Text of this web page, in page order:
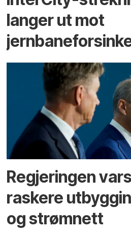
langer ut mot
Regjeringen
raskere
og strømnett